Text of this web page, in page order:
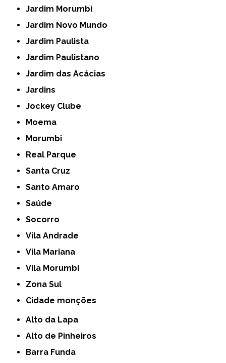
Jardim Morumbi
Jardim Novo Mundo
Jardim Paulista
Jardim Paulistano
Jardim das Acácias
Jardins
Jockey Clube
Moema
Morumbi
Real Parque
Santa Cruz
Santo Amaro
Saúde
Socorro
Vila Andrade
Vila Mariana
Vila Morumbi
Zona Sul
cidade monções
Alto da Lapa
Alto de Pinheiros
Barra Funda